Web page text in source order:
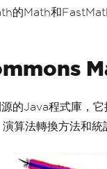
Math和
源的Java程式庫，
算法轉換方法和統